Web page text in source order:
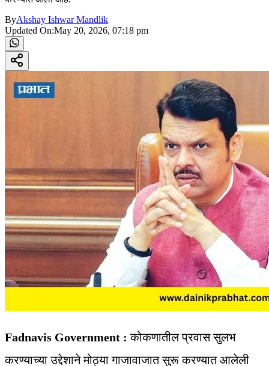
ByAkshay Ishwar Mandlik
Updated On:May 20, 2026, 07:18 pm
Fadnavis Government : कोकणातील प्रवास सुलभ
करण्याच्या उद्देशाने मोठ्या गाजावाजात सुरू करण्यात आलेली